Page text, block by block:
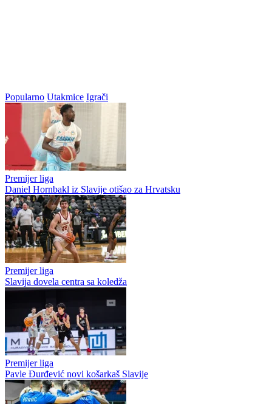
Popularno Utakmice Igrači
Premijer liga
Daniel Hornbakl iz Slavije otišao za Hrvatsku
Premijer liga
Slavija dovela centra sa koledža
Premijer liga
Pavle Đurđević novi košarkaš Slavije